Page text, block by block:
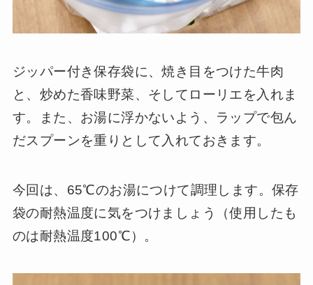
ジッパー付き保存袋に、焼き目をつけた牛肉
と、炒めた香味野菜、そしてローリエを入れま
す。また、お湯に浮かないよう、ラップで包ん
だスプーンを重りとして入れておきます。
今回は、65℃のお湯につけて調理します。保存
袋の耐熱温度に気をつけましょう（使用したも
のは耐熱温度100℃）。